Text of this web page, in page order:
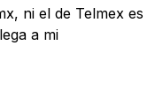
ni el de Telmex es
a mi